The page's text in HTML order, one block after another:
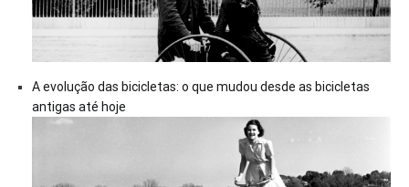
A evolução das bicicletas: o que mudou desde as bicicletas
antigas até hoje